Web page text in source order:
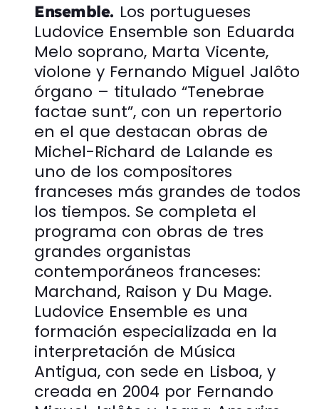
Ensemble. Los portugueses
Ludovice Ensemble son Eduarda
Melo soprano, Marta Vicente,
violone y Fernando Miguel Jalôto
órgano – titulado “Tenebrae
factae sunt”, con un repertorio
en el que destacan obras de
Michel-Richard de Lalande es
uno de los compositores
franceses más grandes de todos
los tiempos. Se completa el
programa con obras de tres
grandes organistas
contemporáneos franceses:
Marchand, Raison y Du Mage.
Ludovice Ensemble es una
formación especializada en la
interpretación de Música
Antigua, con sede en Lisboa, y
creada en 2004 por Fernando